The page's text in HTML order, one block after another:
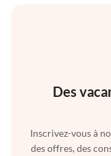
Des
Inscrivez-vous à
des offres, des